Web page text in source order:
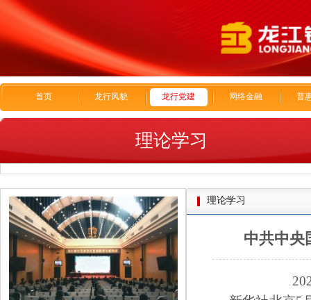
首页 龙行风貌 龙行党建 网络金融 普
理论学习
理论学习
中共中央